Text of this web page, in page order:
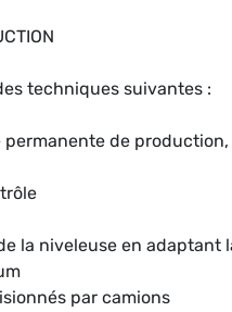
techniques suivantes :
de
la niveleuse en adaptant
par camions